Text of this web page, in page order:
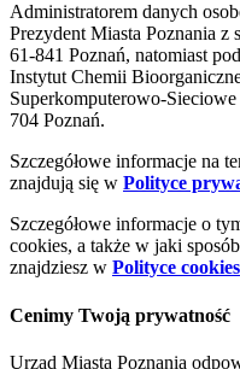
Administratorem danych
Prezydent Miasta Poznania
61-841 Poznań, natomiast
Instytut Chemii
Superkomputerowo-
704 Poznań.
Szczegółowe informacje na
znajdują się w Polityce
Szczegółowe informacje o
cookies, a także w jaki
znajdziesz w Polityce cookies
Cenimy Twoją prywatność
Urząd Miasta Poznania